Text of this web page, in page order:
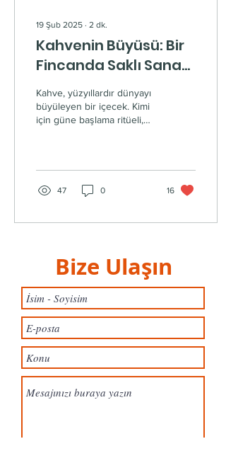
19 Şub 2025 ∙ 2 dk.
Kahvenin Büyüsü: Bir
Fincanda Saklı Sanat
ve Kültür
Kahve, yüzyıllardır dünyayı
büyüleyen bir içecek. Kimi
için güne başlama ritüeli,
47 0 16
Bize Ulaşın